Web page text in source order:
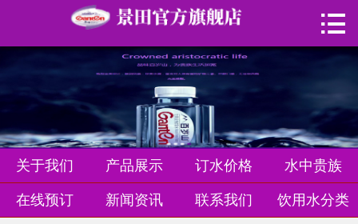
关于我们
订水价格
水中贵族

关于我们 产品展示 订水价格 水中贵族
在线预订 新闻资讯 联系我们 饮用水分类